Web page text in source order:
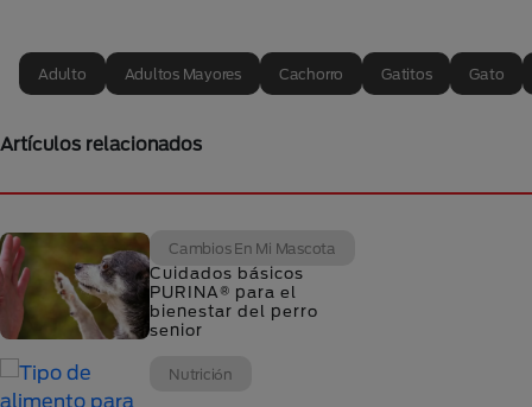
Adulto Adultos Mayores Cachorro Gatitos Gato
Artículos relacionados
Cambios En Mi Mascota
Cuidados básicos
PURINA® para el
bienestar del perro
senior
Nutrición